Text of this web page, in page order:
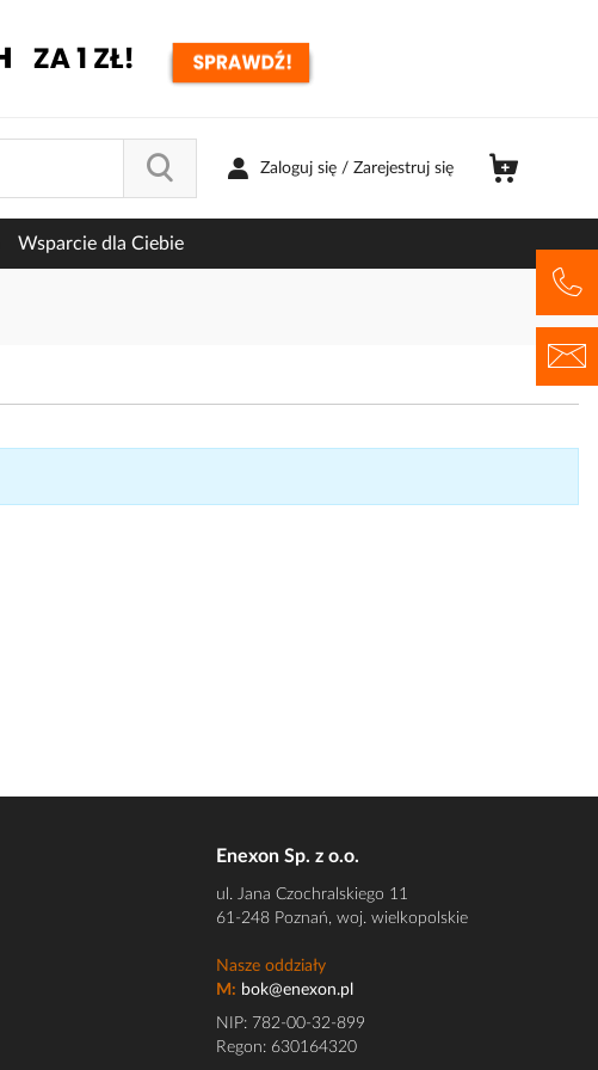
Zaloguj się / Zarejestruj się
Wsparcie dla Ciebie
Enexon Sp. z o.o.
ul. Jana Czochralskiego 11
61-248 Poznań, woj. wielkopolskie
Nasze oddziały
M: bok@enexon.pl
NIP: 782-00-32-899
Regon: 630164320